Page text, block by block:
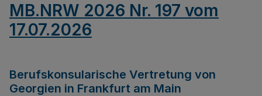
MB.NRW 2026 Nr. 197 vom
17.07.2026
Berufskonsularische Vertretung von
Georgien in Frankfurt am Main